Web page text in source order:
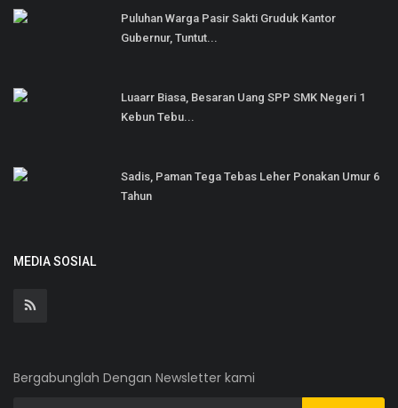
Puluhan Warga Pasir Sakti Gruduk Kantor
Gubernur, Tuntut...
Luaarr Biasa, Besaran Uang SPP SMK Negeri 1
Kebun Tebu...
Sadis, Paman Tega Tebas Leher Ponakan Umur 6
Tahun
MEDIA SOSIAL
Bergabunglah Dengan Newsletter kami